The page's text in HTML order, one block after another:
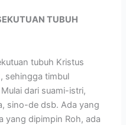
TUBUH
tubuh Kristus
sehingga timbul
dari suami-istri,
sino-de dsb. Ada yang
yang dipimpin Roh, ada